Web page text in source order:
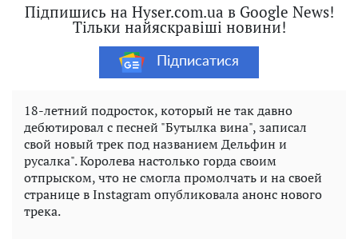
Підпишись на Hyser.com.ua в Google News!
Тільки найяскравіші новини!
Підписатися
18-летний подросток, который не так давно
дебютировал с песней "Бутылка вина", записал
свой новый трек под названием Дельфин и
русалка". Королева настолько горда своим
отпрыском, что не смогла промолчать и на своей
странице в Instagram опубликовала анонс нового
трека.